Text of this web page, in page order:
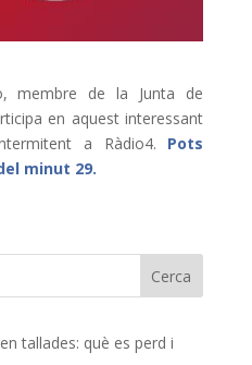
membre de la Junta de
en aquest interessant
a Ràdio4. Pots
minut 29.
tallades: què es perd i